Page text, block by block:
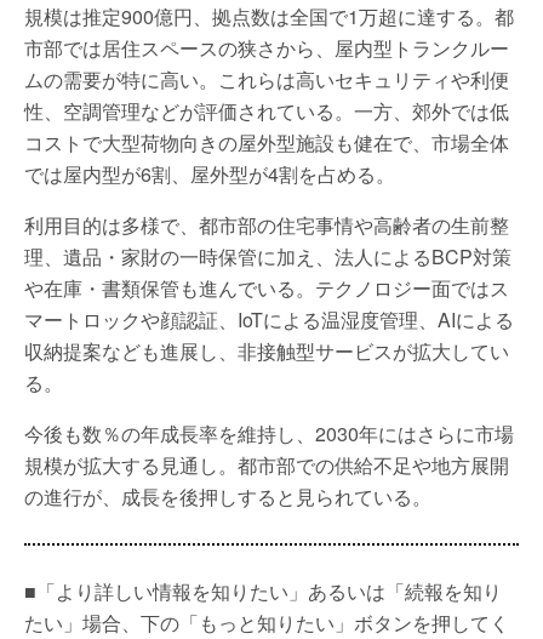
規模は推定900億円、拠点数は全国で1万超に達する。都
市部では居住スペースの狭さから、屋内型トランクルー
ムの需要が特に高い。これらは高いセキュリティや利便
性、空調管理などが評価されている。一方、郊外では低
コストで大型荷物向きの屋外型施設も健在で、市場全体
では屋内型が6割、屋外型が4割を占める。
利用目的は多様で、都市部の住宅事情や高齢者の生前整
理、遺品・家財の一時保管に加え、法人によるBCP対策
や在庫・書類保管も進んでいる。テクノロジー面ではス
マートロックや顔認証、IoTによる温湿度管理、AIによる
収納提案なども進展し、非接触型サービスが拡大してい
る。
今後も数％の年成長率を維持し、2030年にはさらに市場
規模が拡大する見通し。都市部での供給不足や地方展開
の進行が、成長を後押しすると見られている。
■「より詳しい情報を知りたい」あるいは「続報を知り
たい」場合、下の「もっと知りたい」ボタンを押してく